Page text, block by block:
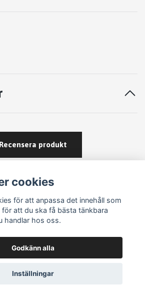
Recensera produkt
Om köp och returer
cookies
för att anpassa det innehåll som
att du ska få bästa tänkbara
handlar hos oss.
Godkänn alla
Inställningar